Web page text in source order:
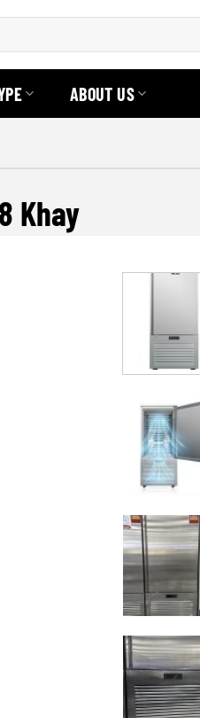
ABOUT US
Khay